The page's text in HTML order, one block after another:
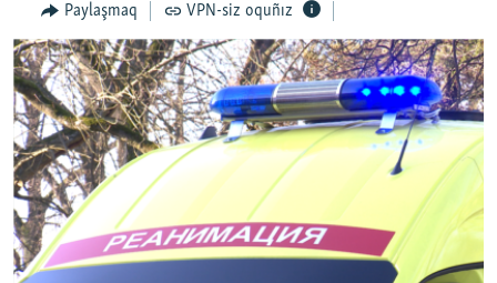
qaytmaq
MEDENİYET
İNSAN AQLARI
VİDEO
SÜRET
BLOGLAR
FİKİR
Русский
Paylaşmaq VPN-siz oquñız